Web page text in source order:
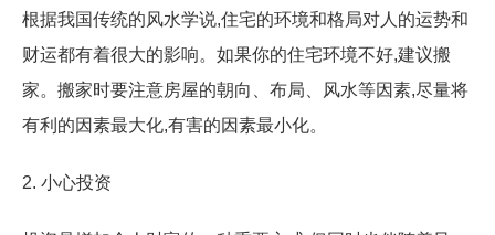
根据我国传统的风水学说,住宅的环境和格局对人的运势和
财运都有着很大的影响。如果你的住宅环境不好,建议搬
家。搬家时要注意房屋的朝向、布局、风水等因素,尽量将
有利的因素最大化,有害的因素最小化。
2. 小心投资